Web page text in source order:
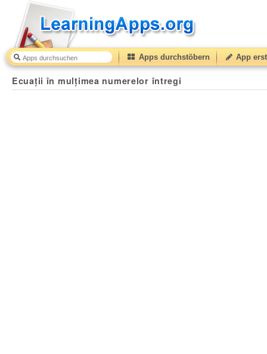
Apps durchstöbern App
Ecuații în mulțimea numerelor întregi